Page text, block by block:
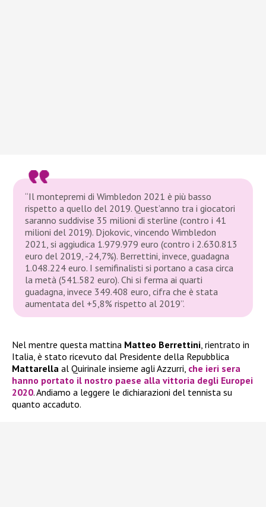
“Il montepremi di Wimbledon 2021 è più basso
rispetto a quello del 2019. Quest’anno tra i giocatori
saranno suddivise 35 milioni di sterline (contro i 41
milioni del 2019). Djokovic, vincendo Wimbledon
2021, si aggiudica 1.979.979 euro (contro i 2.630.813
euro del 2019, -24,7%). Berrettini, invece, guadagna
1.048.224 euro. I semifinalisti si portano a casa circa
la metà (541.582 euro). Chi si ferma ai quarti
guadagna, invece 349.408 euro, cifra che è stata
aumentata del +5,8% rispetto al 2019”.
Nel mentre questa mattina Matteo Berrettini , rientrato in
Italia, è stato ricevuto dal Presidente della Repubblica
Mattarella al Quirinale insieme agli Azzurri, che ieri sera
hanno portato il nostro paese alla vittoria degli Europei
2020. Andiamo a leggere le dichiarazioni del tennista su
quanto accaduto.